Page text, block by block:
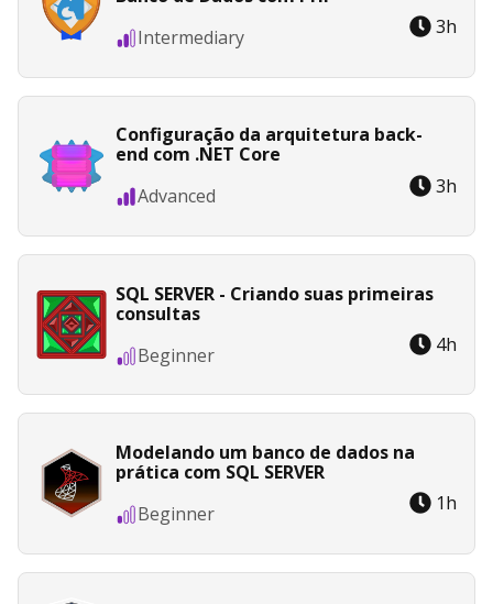
Intermediary
3h
Configuração da arquitetura back-
end com .NET Core
Advanced
3h
SQL SERVER - Criando suas primeiras
consultas
Beginner
4h
Modelando um banco de dados na
prática com SQL SERVER
Beginner
1h